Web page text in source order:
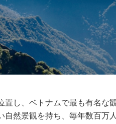
置し、ベトナムで最も有名
自然景観を持ち、毎年数百万